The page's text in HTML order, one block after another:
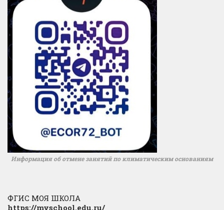
Информация об отмене занятий по климатическим основаниям
ФГИС МОЯ ШКОЛА
https://myschool.edu.ru/